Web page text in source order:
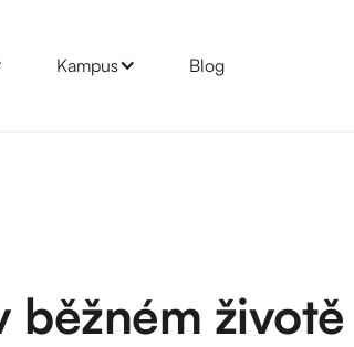
Kampus Blog
životě